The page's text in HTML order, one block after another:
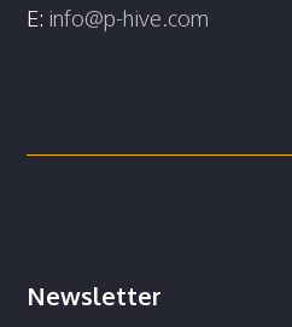
E: info@p-hive.com
Newsletter